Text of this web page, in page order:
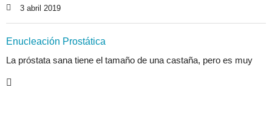
3 abril 2019
Enucleación Prostática
La próstata sana tiene el tamaño de una castaña, pero es muy